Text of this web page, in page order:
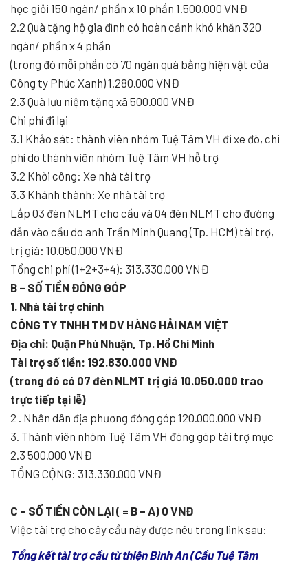
học giỏi 150 ngàn/ phần x 10 phần 1.500.000 VNĐ
2.2 Quà tặng hộ gia đình có hoàn cảnh khó khăn 320
ngàn/ phần x 4 phần
(trong đó mỗi phần có 70 ngàn quà bằng hiện vật của
Công ty Phúc Xanh) 1.280.000 VNĐ
2.3 Quà lưu niệm tặng xã 500.000 VNĐ
Chi phí đi lại
3.1 Khảo sát: thành viên nhóm Tuệ Tâm VH đi xe đò, chi
phí do thành viên nhóm Tuệ Tâm VH hỗ trợ
3.2 Khởi công: Xe nhà tài trợ
3.3 Khánh thành: Xe nhà tài trợ
Lắp 03 đèn NLMT cho cầu và 04 đèn NLMT cho đường
dẫn vào cầu do anh Trần Minh Quang (Tp. HCM) tài trợ,
trị giá: 10.050.000 VNĐ
Tổng chi phí (1+2+3+4): 313.330.000 VNĐ
B – SỐ TIỀN ĐÓNG GÓP
1. Nhà tài trợ chính
CÔNG TY TNHH TM DV HÀNG HẢI NAM VIỆT
Địa chỉ: Quận Phú Nhuận, Tp. Hồ Chí Minh
Tài trợ số tiền: 192.830.000 VNĐ
(trong đó có 07 đèn NLMT trị giá 10.050.000 trao
trực tiếp tại lễ)
2 . Nhân dân địa phương đóng góp 120.000.000 VNĐ
3. Thành viên nhóm Tuệ Tâm VH đóng góp tài trợ mục
2.3 500.000 VNĐ
TỔNG CỘNG: 313.330.000 VNĐ
C – SỐ TIỀN CÒN LẠI ( = B – A) 0 VNĐ
Việc tài trợ cho cây cầu này được nêu trong link sau:
Tổng kết tài trợ cầu từ thiện Bình An (Cầu Tuệ Tâm